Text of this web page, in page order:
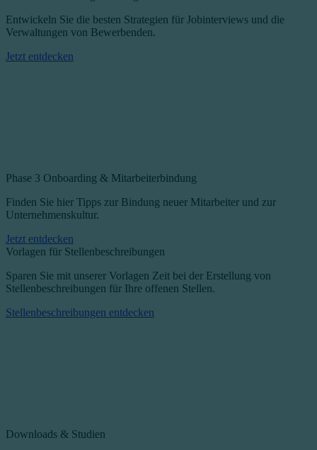
Entwickeln Sie die besten Strategien für Jobinterviews und die
Verwaltungen von Bewerbenden.
Jetzt entdecken
Phase 3 Onboarding & Mitarbeiterbindung
Finden Sie hier Tipps zur Bindung neuer Mitarbeiter und zur
Unternehmenskultur.
Jetzt entdecken
Vorlagen für Stellenbeschreibungen
Sparen Sie mit unserer Vorlagen Zeit bei der Erstellung von
Stellenbeschreibungen für Ihre offenen Stellen.
Stellenbeschreibungen entdecken
Downloads & Studien